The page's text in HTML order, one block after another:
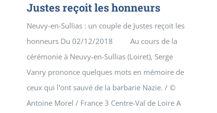
Justes reçoit les honneurs
Neuvy-en-Sullias : un couple de Justes reçoit les
honneurs Du 02/12/2018 Au cours de la
cérémonie à Neuvy-en-Sullias (Loiret), Serge
Vanry prononce quelques mots en mémoire de
ceux qui l'ont sauvé de la barbarie Nazie. / ©
Antoine Morel / France 3 Centre-Val de Loire A